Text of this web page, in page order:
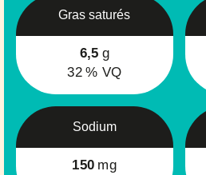
Gras saturés
6,5 g
32 % VQ
Sodium
150 mg